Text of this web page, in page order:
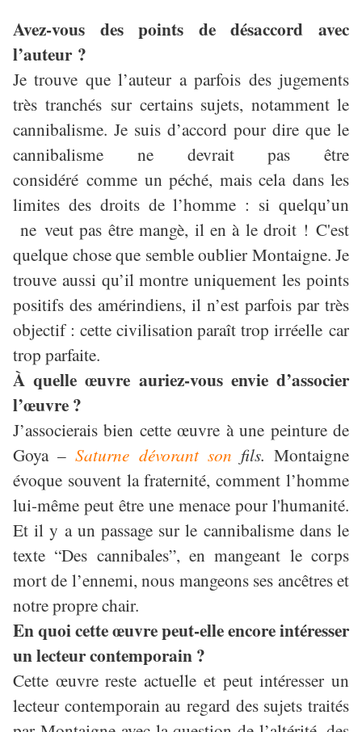
Avez-vous des points de désaccord avec
l’auteur ?
Je trouve que l’auteur a parfois des jugements
très tranchés sur certains sujets, notamment le
cannibalisme. Je suis d’accord pour dire que le
cannibalisme ne devrait pas être
considéré comme un péché, mais cela dans les
limites des droits de l’homme : si quelqu’un
ne veut pas être mangè, il enàle droit ! C'est
quelque chose que semble oublier Montaigne. Je
trouve aussi qu’il montre uniquement les points
positifs des amérindiens, il n’est parfois par très
objectif : cette civilisationparaît trop irréelle car
trop parfaite.
À quelle œuvre auriez-vous envie d’associer
l’œuvre ?
J’associerais bien cette œuvre à une peinture de
Goya –Saturne dévorant son fils. Montaigne
évoque souvent la fraternité, comment l’homme
lui-même peut être une menace pour l'humanité.
Et il y a un passage sur le cannibalisme dans le
texte “Des cannibales”, en mangeant le corps
mort de l’ennemi, nous mangeons ses ancêtres et
notre propre chair.
En quoi cette œuvre peut-elle encore intéresser
un lecteur contemporain ?
Cette œuvre reste actuelle et peut intéresser un
lecteur contemporain au regard des sujets traités